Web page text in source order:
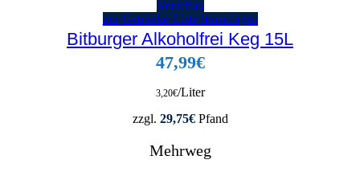
Vorschau
zur Getränke-Liste hinzufügen
Bitburger Alkoholfrei Keg 15L
47,99€
3,20€/Liter
zzgl. 29,75€Pfand
Mehrweg